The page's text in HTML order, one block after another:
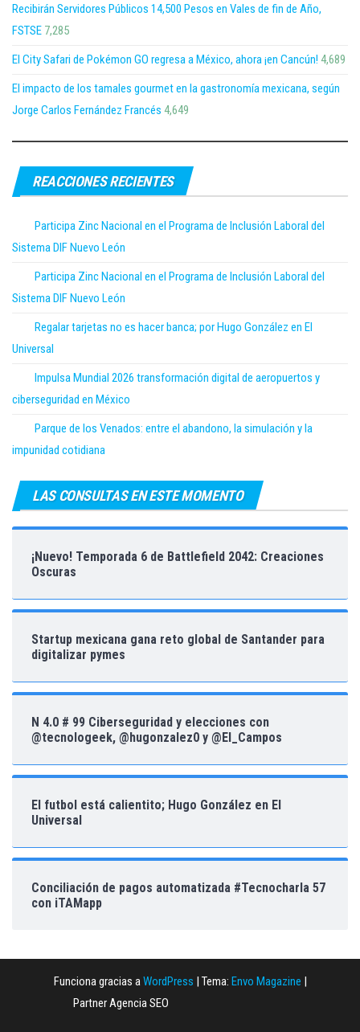
Recibirán Servidores Públicos 14,500 Pesos en Vales de fin de Año,
FSTSE 7,285
El City Safari de Pokémon GO regresa a México, ahora ¡en Cancún! 4,689
El impacto de los tamales gourmet en la gastronomía mexicana, según
Jorge Carlos Fernández Francés 4,649
REACCIONES RECIENTES
Participa Zinc Nacional en el Programa de Inclusión Laboral del
Sistema DIF Nuevo León
Participa Zinc Nacional en el Programa de Inclusión Laboral del
Sistema DIF Nuevo León
Regalar tarjetas no es hacer banca; por Hugo González en El
Universal
Impulsa Mundial 2026 transformación digital de aeropuertos y
ciberseguridad en México
Parque de los Venados: entre el abandono, la simulación y la
impunidad cotidiana
LAS CONSULTAS EN ESTE MOMENTO
¡Nuevo! Temporada 6 de Battlefield 2042: Creaciones
Oscuras
Startup mexicana gana reto global de Santander para
digitalizar pymes
N 4.0 # 99 Ciberseguridad y elecciones con
@tecnologeek, @hugonzalez0 y @El_Campos
El futbol está calientito; Hugo González en El
Universal
Conciliación de pagos automatizada #Tecnocharla 57
con iTAMapp
Funciona gracias aWordPress Tema: Envo Magazine
Partner Agencia SEO